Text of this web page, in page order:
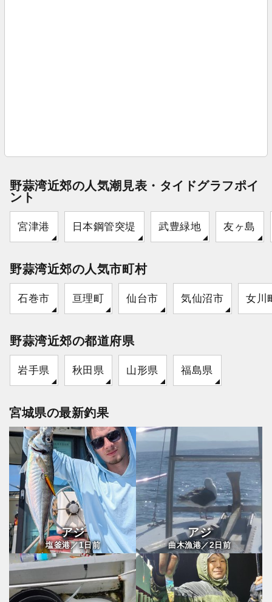
野蒜湾近郊の人気潮見表・タイドグラフポイ
ント
宮津港 日本鋼管突堤 武豊緑地 友ヶ島
野蒜湾近郊の人気市町村
石巻市 亘理町 仙台市 気仙沼市 女川
野蒜湾近郊の都道府県
岩手県 秋田県 山形県 福島県
宮城県の最新釣果
アジ
塩釜港／1日前
アジ
曲木漁港／2日前